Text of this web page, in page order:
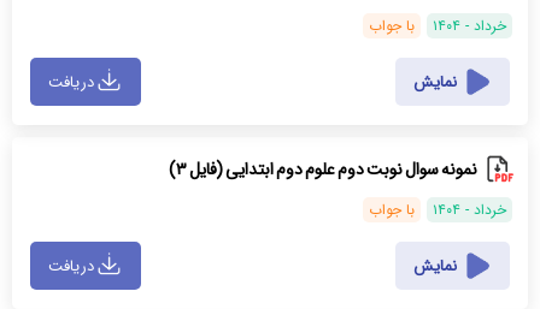
خرداد - ۱۴۰۴ با جواب
نمایش دریافت
نمونه سوال نوبت دوم علوم دوم ابتدایی (فایل ۳)
خرداد - ۱۴۰۴ با جواب
نمایش دریافت